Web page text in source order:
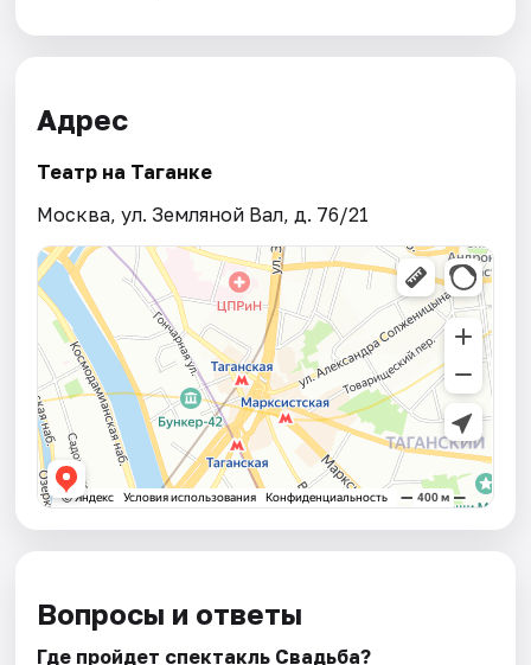
Адрес
Театр на Таганке
Москва, ул. Земляной Вал, д. 76/21
Вопросы и ответы
Где пройдет спектакль Свадьба?